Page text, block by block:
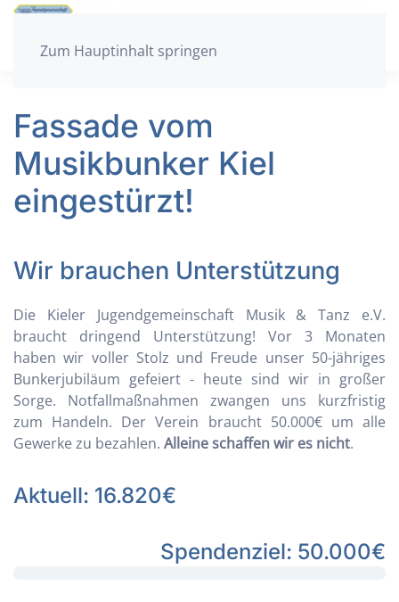
Zum Hauptinhalt springen
Fassade vom
Musikbunker Kiel
eingestürzt!
Wir brauchen Unterstützung
Die Kieler Jugendgemeinschaft Musik & Tanz e.V.
braucht dringend Unterstützung! Vor 3 Monaten
haben wir voller Stolz und Freude unser 50-jähriges
Bunkerjubiläum gefeiert - heute sind wir in großer
Sorge. Notfallmaßnahmen zwangen uns kurzfristig
zum Handeln. Der Verein braucht 50.000€ um alle
Gewerke zu bezahlen. Alleine schaffen wir es nicht.
Aktuell: 16.820€
Spendenziel: 50.000€